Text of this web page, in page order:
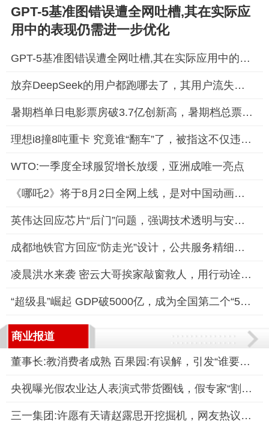
＂密码
GPT-5基准图错误遭全网吐槽,其在实际应
用中的表现仍需进一步优化
GPT-5基准图错误遭全网吐槽,其在实际应用中的表现仍需进一步优化
放弃DeepSeek的用户都跑哪去了，其用户流失问题引发了行业关注
暑期档单日电影票房破3.7亿创新高，暑期档总票房(含预售)已突破6
理想i8撞8吨重卡 究竟谁“翻车”了，被指这不仅违背了科学测试的
WTO:一季度全球服贸增长放缓，亚洲成唯一亮点
《哪吒2》将于8月2日全网上线，是对中国动画电影产业的一次重要
英伟达回应芯片“后门”问题，强调技术透明与安全至上
成都地铁官方回应“防走光”设计，公共服务精细化获市民点赞
凌晨洪水来袭 密云大哥挨家敲窗救人，用行动诠释了邻里之间的互
“超级县”崛起 GDP破5000亿，成为全国第二个“5000亿县”
商业报道
董事长:教消费者成熟 百果园:有误解，引发“谁要你教育”等质疑
央视曝光假农业达人表演式带货圈钱，假专家“割韭菜”坑农骗局被
三一集团:许愿有天请赵露思开挖掘机，网友热议“露思老师”新职